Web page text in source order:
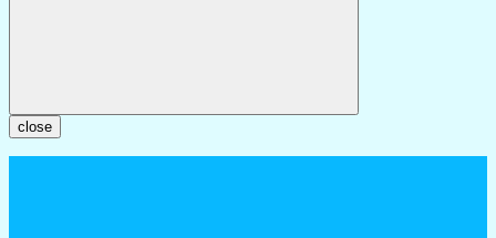
close